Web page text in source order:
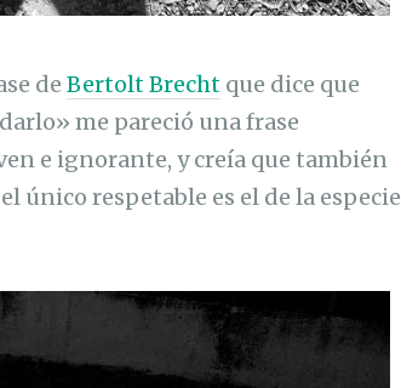
de Bertolt Brecht que dice que
me pareció una frase
e ignorante, y creía que también
único respetable es el de la especie